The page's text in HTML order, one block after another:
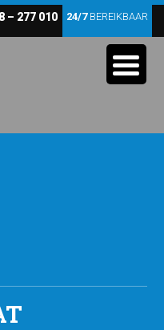
– 277 010 24/7BEREIKBAAR